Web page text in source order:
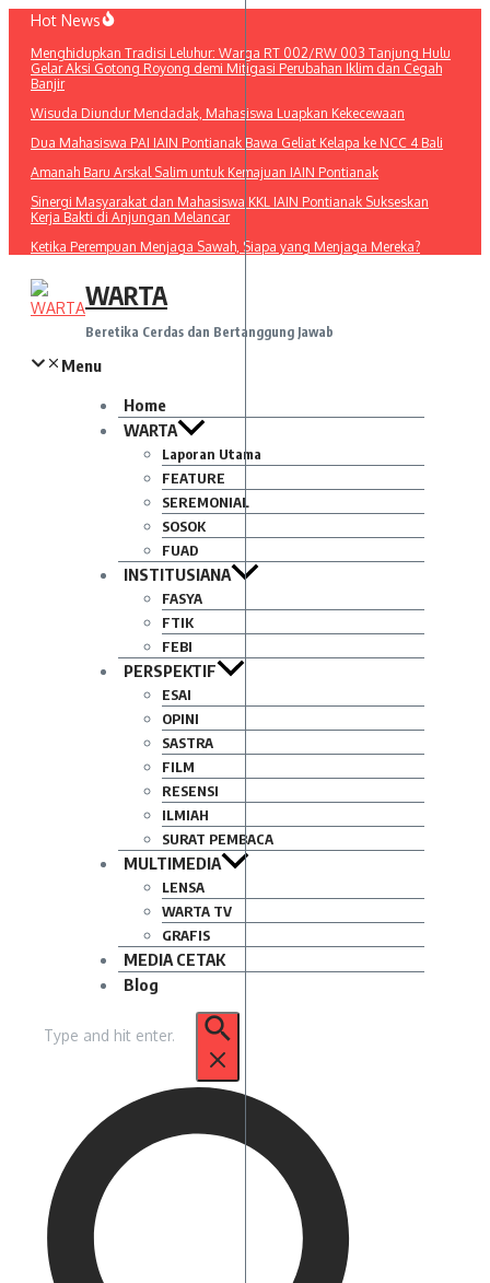
Lewati
konten
Hot News
Menghidupkan Tradisi Leluhur: Warga RT 002/RW 003 Tanjung Hulu
Gelar Aksi Gotong Royong demi Mitigasi Perubahan Iklim dan Cegah
Banjir
Wisuda Diundur Mendadak, Mahasiswa Luapkan Kekecewaan
Dua Mahasiswa PAI IAIN Pontianak Bawa Geliat Kelapa ke NCC 4 Bali
Amanah Baru Arskal Salim untuk Kemajuan IAIN Pontianak
Sinergi Masyarakat dan Mahasiswa KKL IAIN Pontianak Sukseskan
Kerja Bakti di Anjungan Melancar
Ketika Perempuan Menjaga Sawah, Siapa yang Menjaga Mereka?
WARTA
Beretika Cerdas dan Bertanggung Jawab
Menu
Home
WARTA
Laporan Utama
FEATURE
SEREMONIAL
SOSOK
FUAD
INSTITUSIANA
FASYA
FTIK
FEBI
PERSPEKTIF
ESAI
OPINI
SASTRA
FILM
RESENSI
ILMIAH
SURAT PEMBACA
MULTIMEDIA
LENSA
WARTA TV
GRAFIS
MEDIA CETAK
Blog
untuk: